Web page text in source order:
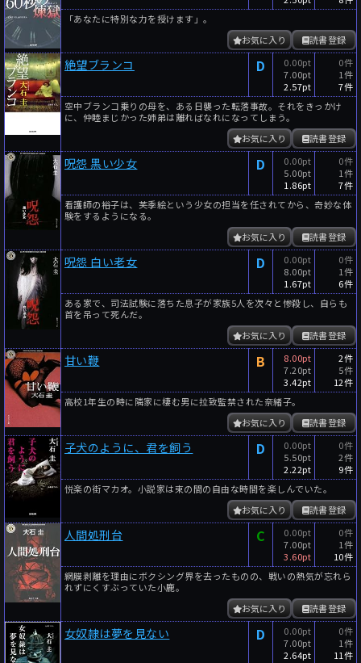
「あなたに特別な力を授けます」。
読書登録
お気に入り
絶望ブランコ D
0.00pt
7.00pt
2.57pt
0件
1件
7件
空中ブランコ乗りの母を、ある日襲った転落事故。それをきっかけ
に、仲睦まじかった姉弟は離ればなれになってしまう。
読書登録
お気に入り
呪怨 黒い少女 D
0.00pt
5.00pt
1.86pt
0件
1件
7件
看護師の裕子は、芙季絵という少女の担当を任されてから、奇妙な体
験をするようになる。
読書登録
お気に入り
呪怨 白い老女 D
0.00pt
8.00pt
1.67pt
0件
1件
6件
ある家で、司法試験に落ちた息子が家族5人を次々と惨殺し、自らも
首を吊って死んだ。
読書登録
お気に入り
甘い鞭 B
8.00pt
7.20pt
3.42pt
2件
5件
12件
高校1年生の時に隣家に棲む男に拉致監禁された奈緒子。
読書登録
お気に入り
子犬のように、君を飼う D
0.00pt
5.50pt
2.22pt
0件
2件
9件
悦楽の街マカオ。小説家は束の間の自由な時間を楽しんでいた。
読書登録
お気に入り
人間処刑台 C
0.00pt
7.00pt
3.60pt
0件
1件
10件
網膜剥離を理由にボクシング界を去ったものの、戦いの熱気が忘れら
れずにくすぶっていた小鹿。
読書登録
お気に入り
女奴隷は夢を見ない D
0.00pt
7.00pt
2.64pt
0件
1件
11件